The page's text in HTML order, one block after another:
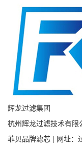
辉龙过滤集团
杭州辉龙过滤技术有限
菲贝品牌滤芯 | 网址：